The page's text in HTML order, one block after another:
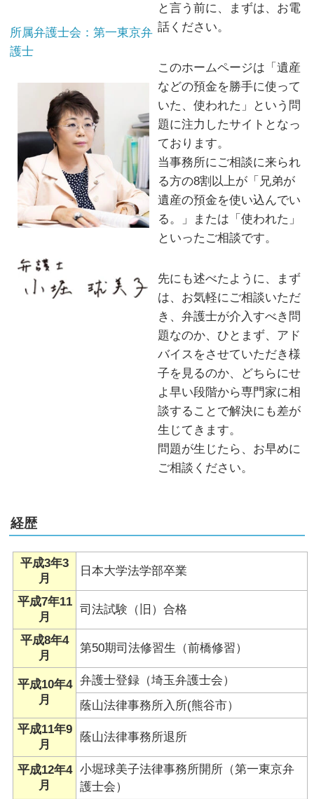
所属弁護士会：第一東京弁
護士
と言う前に、まずは、お電
話ください。
このホームページは「遺産
などの預金を勝手に使って
いた、使われた」という問
題に注力したサイトとなっ
ております。
当事務所にご相談に来られ
る方の8割以上が「兄弟が
遺産の預金を使い込んでい
る。」または「使われた」
といったご相談です。
先にも述べたように、まず
は、お気軽にご相談いただ
き、弁護士が介入すべき問
題なのか、ひとまず、アド
バイスをさせていただき様
子を見るのか、どちらにせ
よ早い段階から専門家に相
談することで解決にも差が
生じてきます。
問題が生じたら、お早めに
ご相談ください。
経歴
平成3年3
月
日本大学法学部卒業
平成7年11
月
司法試験（旧）合格
平成8年4
月
第50期司法修習生（前橋修習）
平成10年4
月
弁護士登録（埼玉弁護士会）
蔭山法律事務所入所(熊谷市）
平成11年9
月
蔭山法律事務所退所
平成12年4
月
小堀球美子法律事務所開所（第一東京弁
護士会）